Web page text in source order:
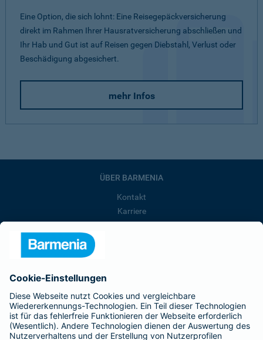
Eine Option, die sich lohnt: Eine Reisegepäckversicherung
direkt im Rahmen Ihrer Hausratversicherung abschließen und
Ihr Hab und Gut ist auf Reisen gegen Diebstahl, Verlust oder
Beschädigung abgesichert.
mehr Infos
ÜBER BARMENIA
Kontakt
Karriere
Barmenia ist Teil der BarmeniaGothaer
BELIEBTE SEITEN
Kranken-Zusatzversicherung